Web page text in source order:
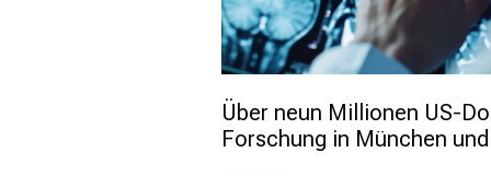
Über neun Millionen US-
Forschung in München